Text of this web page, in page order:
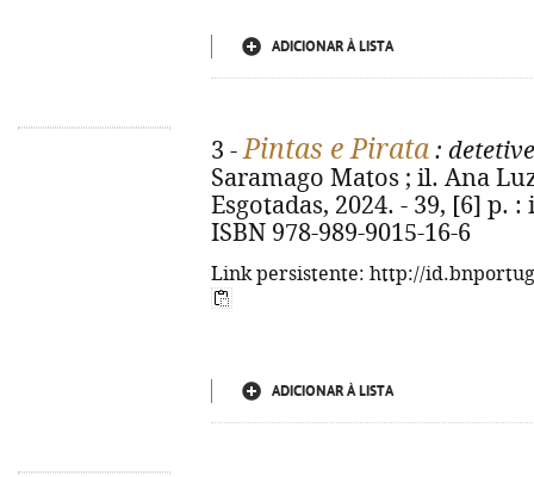
ADICIONAR À LISTA
3 -Pintas e Pirata :
Saramago Matos ; il. Ana
Esgotadas, 2024. - 39, [6] p.
ISBN 978-989-9015-16-6
Link persistente: http://
ADICIONAR À LISTA